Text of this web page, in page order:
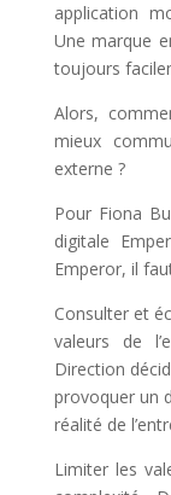
application
Une marque
toujours
Alors,
mieux
externe ?
Pour Fiona
digitale
Emperor, il
Consulter et
valeurs de
Direction
provoquer un
réalité de
Limiter les